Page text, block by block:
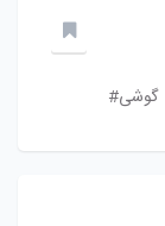
گوشی#